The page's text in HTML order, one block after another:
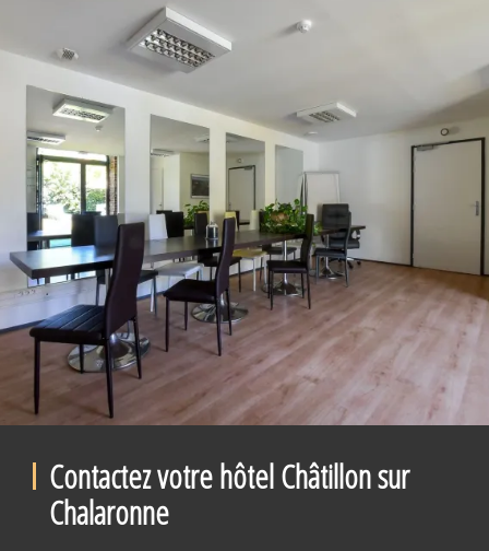
Contactez votre hôtel Châtillon sur
Chalaronne